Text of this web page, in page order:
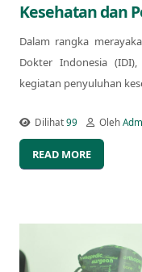
Kesehatan dan
Dalam rangka
Dokter Indonesia
kegiatan penyuluhan
Dilihat99 Oleh
READ MORE